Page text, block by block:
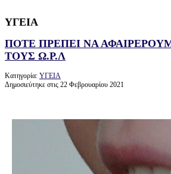
ΥΓΕΙΑ
ΠΟΤΕ ΠΡΕΠΕΙ ΝΑ
ΤΟΥΣ Ω.Ρ.Λ
Κατηγορία: ΥΓΕΙΑ
Δημοσιεύτηκε στις 22 Φεβρουαρίου 2021